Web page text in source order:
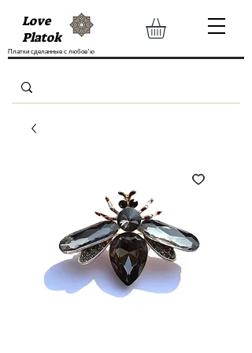
Love
Platok
Платки сделанные с любов'ю